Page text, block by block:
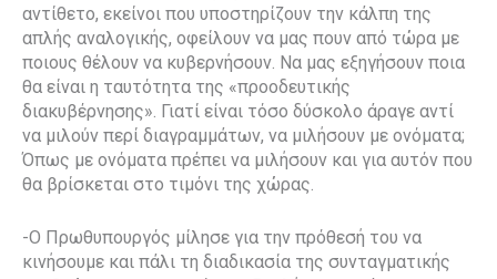
αντίθετο, εκείνοι που υποστηρίζουν την κάλπη της
απλής αναλογικής, οφείλουν να μας πουν από τώρα με
ποιους θέλουν να κυβερνήσουν. Να μας εξηγήσουν ποια
θα είναι η ταυτότητα της «προοδευτικής
διακυβέρνησης». Γιατί είναι τόσο δύσκολο άραγε αντί
να μιλούν περί διαγραμμάτων, να μιλήσουν με ονόματα;
Όπως με ονόματα πρέπει να μιλήσουν και για αυτόν που
θα βρίσκεται στο τιμόνι της χώρας.
-Ο Πρωθυπουργός μίλησε για την πρόθεσή του να
κινήσουμε και πάλι τη διαδικασία της συνταγματικής